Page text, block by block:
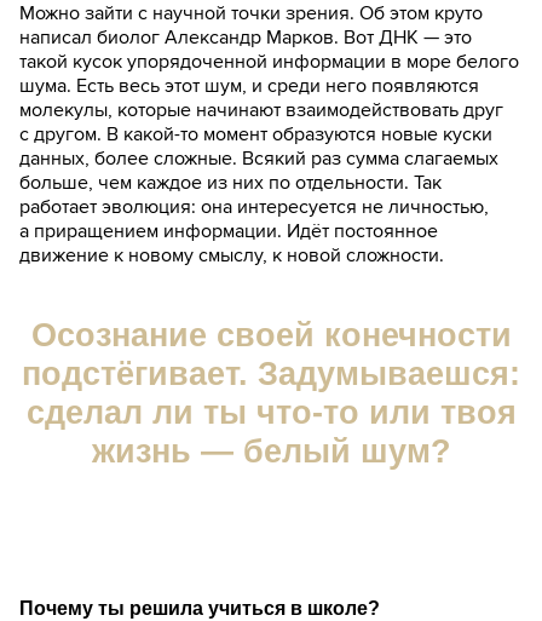
Можно зайти с научной точки зрения. Об этом круто
написал биолог Александр Марков. Вот ДНК — это
такой кусок упорядоченной информации в море белого
шума. Есть весь этот шум, и среди него появляются
молекулы, которые начинают взаимодействовать друг
с другом. В какой-то момент образуются новые куски
данных, более сложные. Всякий раз сумма слагаемых
больше, чем каждое из них по отдельности. Так
работает эволюция: она интересуется не личностью,
а приращением информации. Идёт постоянное
движение к новому смыслу, к новой сложности.
Осознание своей конечности
подстёгивает. Задумываешся:
сделал ли ты что-то или твоя
жизнь — белый шум?
Почему ты решила учиться в школе?